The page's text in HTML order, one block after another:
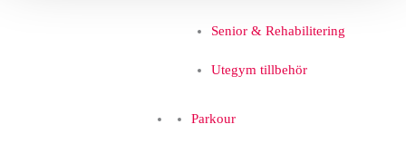
Senior & Rehabilitering
Utegym tillbehör
Parkour